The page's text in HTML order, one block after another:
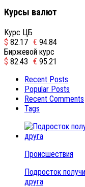
Курсы валют
Курс ЦБ
$ 82.17 € 94.84
Биржевой курс
$ 82.43 € 95.21
Recent Posts
Popular Posts
Recent Comments
Tags
Происшествия
Подросток
друга